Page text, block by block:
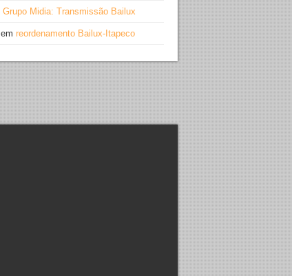
Grupo Midia: Transmissão Bailux
em reordenamento Bailux-Itapeco